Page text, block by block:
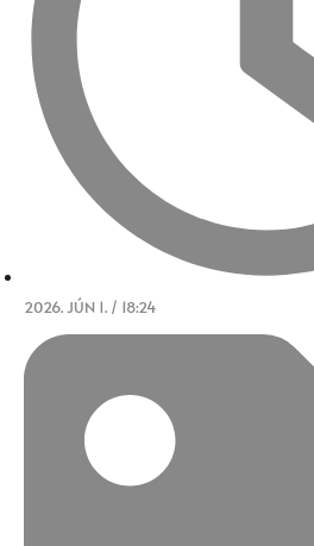
2026. JÚN 1. / 18:24